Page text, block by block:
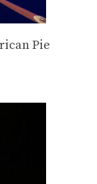
Pie